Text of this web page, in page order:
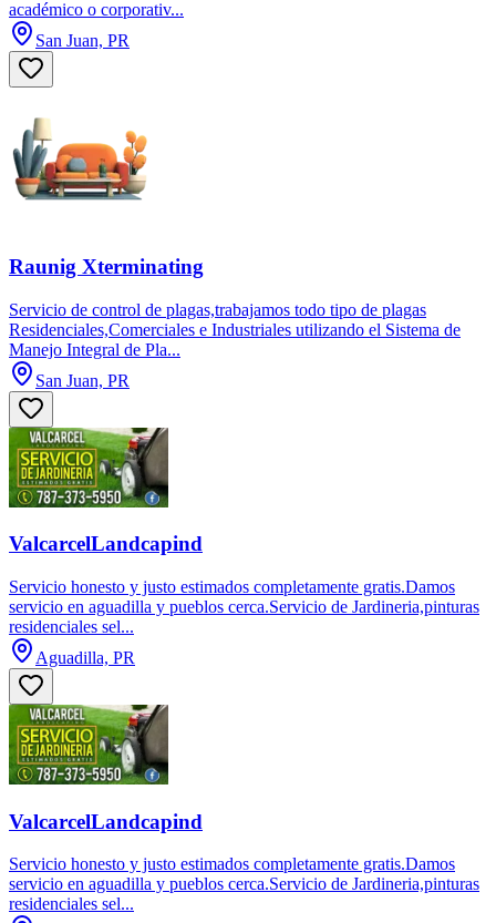
académico o corporativ...
San Juan, PR
Raunig Xterminating
Servicio de control de plagas,trabajamos todo tipo de plagas
Residenciales,Comerciales e Industriales utilizando el Sistema de
Manejo Integral de Pla...
San Juan, PR
ValcarcelLandcapind
Servicio honesto y justo estimados completamente gratis.Damos
servicio en aguadilla y pueblos cerca.Servicio de Jardineria,pinturas
residenciales sel...
Aguadilla, PR
ValcarcelLandcapind
Servicio honesto y justo estimados completamente gratis.Damos
servicio en aguadilla y pueblos cerca.Servicio de Jardineria,pinturas
residenciales sel...